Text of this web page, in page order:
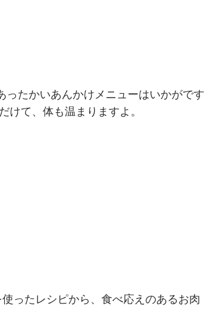
たかいあんかけメニューはいかがです
て、体も温まりますよ。
ったレシピから、食べ応えのあるお肉